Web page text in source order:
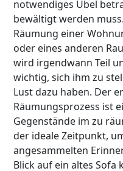
notwendiges Übel
bewältigt werden
Räumung einer
oder eines anderen
wird irgendwann Teil
wichtig, sich ihm zu
Lust dazu haben. Der
Räumungsprozess ist
Gegenstände im zu
der ideale Zeitpunkt,
angesammelten
Blick auf ein altes Sofa